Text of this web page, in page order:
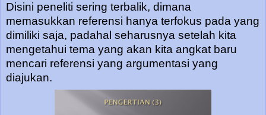
Disini peneliti sering terbalik, dimana
memasukkan referensi hanya terfokus pada yang
dimiliki saja, padahal seharusnya setelah kita
mengetahui tema yang akan kita angkat baru
mencari referensi yang argumentasi yang
diajukan.